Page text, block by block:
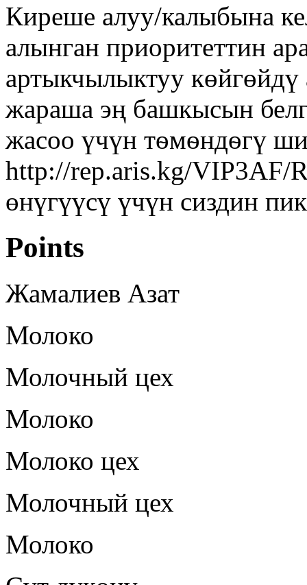
Киреше алуу/калыбына
алынган приоритеттин
артыкчылыктуу көйгөйдү
жараша эң башкысын
жасоо үчүн тѳмѳндѳгү
http://rep.aris.kg/VIP3AF/
өнүгүүсү үчүн сиздин
Points
Жамалиев Азат
Молоко
Молочный цех
Молоко
Молоко цех
Молочный цех
Молоко